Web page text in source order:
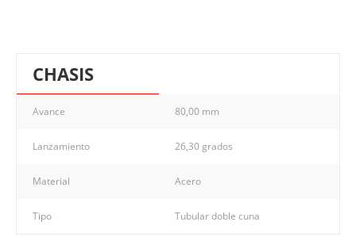
CHASIS
Avance 80,00 mm
Lanzamiento 26,30 grados
Material Acero
Tipo Tubular doble cuna